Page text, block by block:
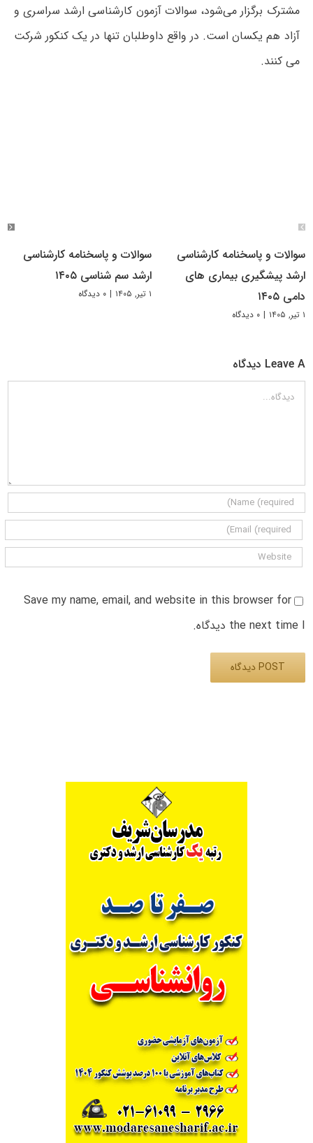
مشترک برگزار می‌شود، سوالات آزمون کارشناسی ارشد سراسری و
آزاد هم یکسان است. در واقع داوطلبان تنها در یک کنکور شرکت
می کنند.
سوالات و پاسخنامه کارشناسی
ارشد پیشگیری بیماری های
دامی ۱۴۰۵
۱ تیر, ۱۴۰۵ | ۰ دیدگاه
سوالات و پاسخنامه کارشناسی
ارشد سم شناسی ۱۴۰۵
۱ تیر, ۱۴۰۵ | ۰ دیدگاه
Leave A دیدگاه
دیدگاه
Save my name, email, and website in this browser for
the next time I دیدگاه.